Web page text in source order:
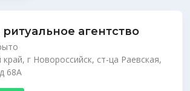
агентство
край, г Новороссийск, ст-ца Раевская,
68А